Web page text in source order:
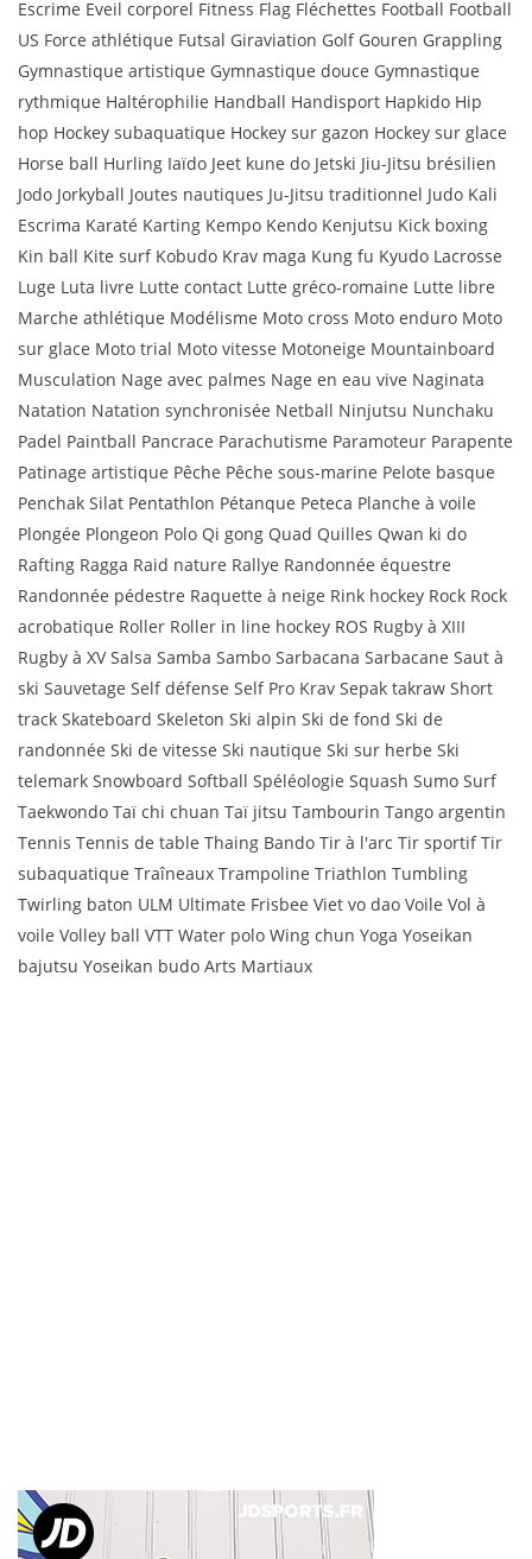
Escrime Eveil corporel Fitness Flag Fléchettes Football Football
US Force athlétique Futsal Giraviation Golf Gouren Grappling
Gymnastique artistique Gymnastique douce Gymnastique
rythmique Haltérophilie Handball Handisport Hapkido Hip
hop Hockey subaquatique Hockey sur gazon Hockey sur glace
Horse ball Hurling Iaïdo Jeet kune do Jetski Jiu-Jitsu brésilien
Jodo Jorkyball Joutes nautiques Ju-Jitsu traditionnel Judo Kali
Escrima Karaté Karting Kempo Kendo Kenjutsu Kick boxing
Kin ball Kite surf Kobudo Krav maga Kung fu Kyudo Lacrosse
Luge Luta livre Lutte contact Lutte gréco-romaine Lutte libre
Marche athlétique Modélisme Moto cross Moto enduro Moto
sur glace Moto trial Moto vitesse Motoneige Mountainboard
Musculation Nage avec palmes Nage en eau vive Naginata
Natation Natation synchronisée Netball Ninjutsu Nunchaku
Padel Paintball Pancrace Parachutisme Paramoteur Parapente
Patinage artistique Pêche Pêche sous-marine Pelote basque
Penchak Silat Pentathlon Pétanque Peteca Planche à voile
Plongée Plongeon Polo Qi gong Quad Quilles Qwan ki do
Rafting Ragga Raid nature Rallye Randonnée équestre
Randonnée pédestre Raquette à neige Rink hockey Rock Rock
acrobatique Roller Roller in line hockey ROS Rugby à XIII
Rugby à XV Salsa Samba Sambo Sarbacana Sarbacane Saut à
ski Sauvetage Self défense Self Pro Krav Sepak takraw Short
track Skateboard Skeleton Ski alpin Ski de fond Ski de
randonnée Ski de vitesse Ski nautique Ski sur herbe Ski
telemark Snowboard Softball Spéléologie Squash Sumo Surf
Taekwondo Taï chi chuan Taï jitsu Tambourin Tango argentin
Tennis Tennis de table Thaing Bando Tir à l'arc Tir sportif Tir
subaquatique Traîneaux Trampoline Triathlon Tumbling
Twirling baton ULM Ultimate Frisbee Viet vo dao Voile Vol à
voile Volley ball VTT Water polo Wing chun Yoga Yoseikan
bajutsu Yoseikan budo Arts Martiaux